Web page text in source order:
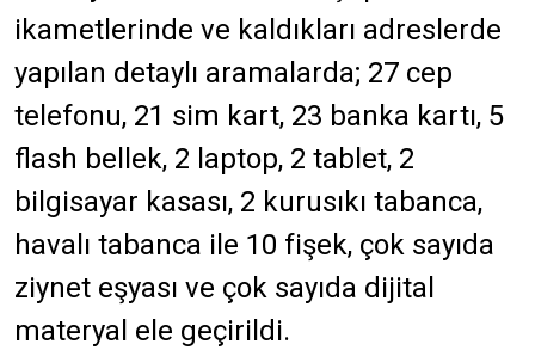
ikametlerinde ve kaldıkları adreslerde
yapılan detaylı aramalarda; 27 cep
telefonu, 21 sim kart, 23 banka kartı, 5
flash bellek, 2 laptop, 2 tablet, 2
bilgisayar kasası, 2 kurusıkı tabanca,
havalı tabanca ile 10 fişek, çok sayıda
ziynet eşyası ve çok sayıda dijital
materyal ele geçirildi.